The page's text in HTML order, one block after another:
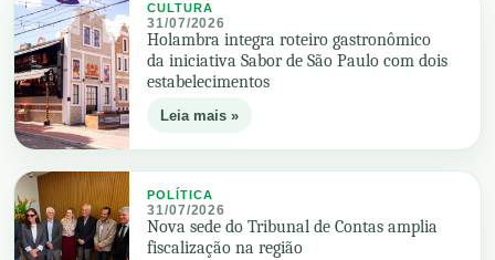
CULTURA
31/07/2026
Holambra integra roteiro gastronômico
da iniciativa Sabor de São Paulo com dois
estabelecimentos
Leia mais »
POLÍTICA
31/07/2026
Nova sede do Tribunal de Contas amplia
fiscalização na região